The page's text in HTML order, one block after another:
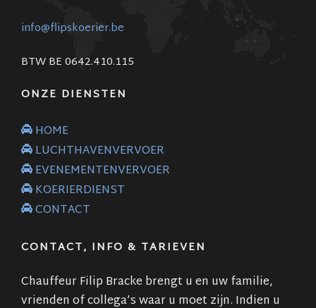
info@flipskoerier.be
BTW BE 0642.410.115
ONZE DIENSTEN
HOME
LUCHTHAVENVERVOER
EVENEMENTENVERVOER
KOERIERDIENST
CONTACT
CONTACT, INFO & TARIEVEN
Chauffeur Filip Bracke brengt u en uw familie,
vrienden of collega’s waar u moet zijn. Indien u